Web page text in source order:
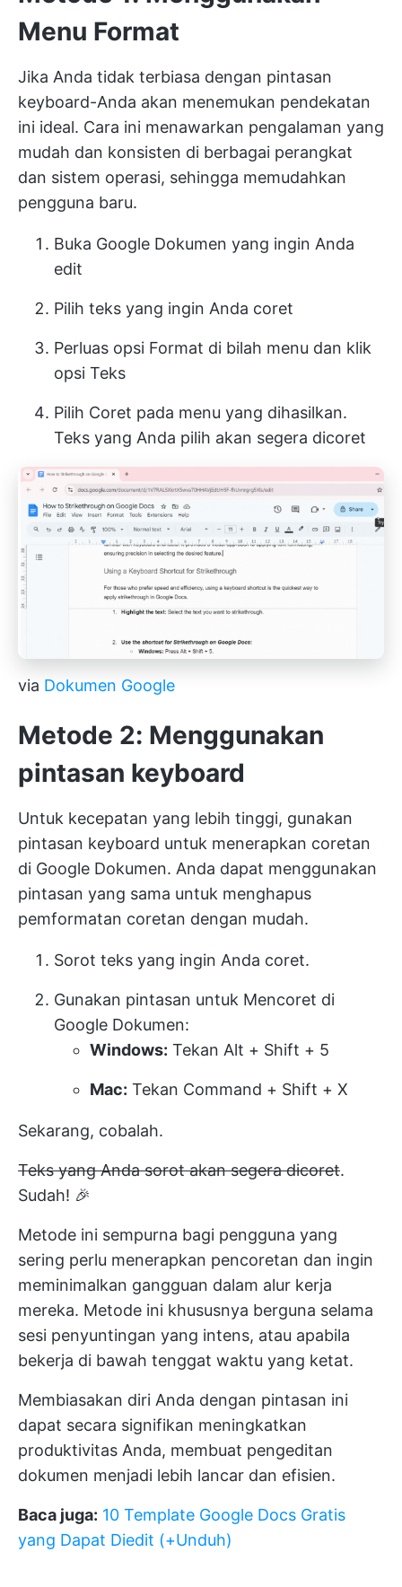
Menu Format
Jika Anda tidak terbiasa dengan pintasan
keyboard-Anda akan menemukan pendekatan
ini ideal. Cara ini menawarkan pengalaman yang
mudah dan konsisten di berbagai perangkat
dan sistem operasi, sehingga memudahkan
pengguna baru.
Buka Google Dokumen yang ingin Anda
edit
Pilih teks yang ingin Anda coret
Perluas opsi Format di bilah menu dan klik
opsi Teks
Pilih Coret pada menu yang dihasilkan.
Teks yang Anda pilih akan segera dicoret
via Dokumen Google
Metode 2: Menggunakan
pintasan keyboard
Untuk kecepatan yang lebih tinggi, gunakan
pintasan keyboard untuk menerapkan coretan
di Google Dokumen. Anda dapat menggunakan
pintasan yang sama untuk menghapus
pemformatan coretan dengan mudah.
Sorot teks yang ingin Anda coret.
Gunakan pintasan untuk Mencoret di
Google Dokumen:
Windows: Tekan Alt + Shift + 5
Mac: Tekan Command + Shift + X
Sekarang, cobalah.
Teks yang Anda sorot akan segera dicoret.
Sudah! 🎉
Metode ini sempurna bagi pengguna yang
sering perlu menerapkan pencoretan dan ingin
meminimalkan gangguan dalam alur kerja
mereka. Metode ini khususnya berguna selama
sesi penyuntingan yang intens, atau apabila
bekerja di bawah tenggat waktu yang ketat.
Membiasakan diri Anda dengan pintasan ini
dapat secara signifikan meningkatkan
produktivitas Anda, membuat pengeditan
dokumen menjadi lebih lancar dan efisien.
Baca juga: 10 Template Google Docs Gratis
yang Dapat Diedit (+Unduh)